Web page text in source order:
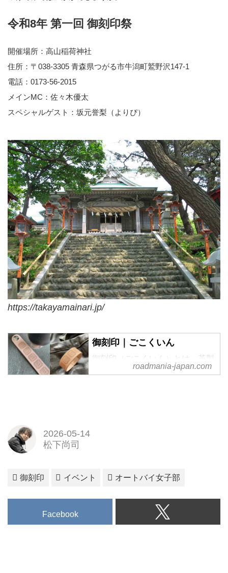
令和8年 第一回 御刻印祭
開催場所：高山稲荷神社
住所：〒038-3305 青森県つがる市牛潟町鷲野沢147-1
電話：0173-56-2015
メインMC：佐々木優太
スペシャルゲスト：坂元誉梨（よりぴ）
https://takayamainari.jp/
御刻印｜ごこくいん
御刻印（ごこくいん）とは、革製
のお守りに参拝の証として各神社
roadmania-japan.com
2026-05-14
松下尚司
御刻印 イベント オートバイ女子部
Facebook